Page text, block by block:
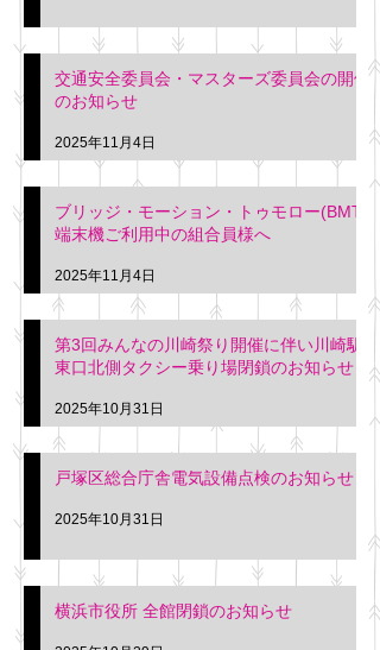
交通安全委員会・マスターズ委員会の開催
のお知らせ
2025年11月4日
ブリッジ・モーション・トゥモロー(BMT)
端末機ご利用中の組合員様へ
2025年11月4日
第3回みんなの川崎祭り開催に伴い川崎駅
東口北側タクシー乗り場閉鎖のお知らせ
2025年10月31日
戸塚区総合庁舎電気設備点検のお知らせ
2025年10月31日
横浜市役所 全館閉鎖のお知らせ